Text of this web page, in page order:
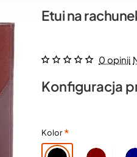
Etui na
0 opinii
Konfiguracja
Kolor